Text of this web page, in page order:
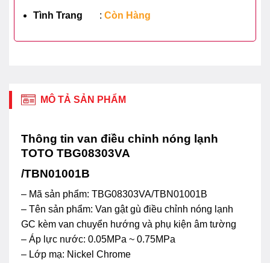
Tình Trang : Còn Hàng
MÔ TẢ SẢN PHẨM
Thông tin van điều chỉnh nóng lạnh
TOTO TBG08303VA
/TBN01001B
– Mã sản phẩm: TBG08303VA/TBN01001B
– Tên sản phẩm: Van gật gù điều chỉnh nóng lạnh
GC kèm van chuyển hướng và phụ kiện âm tường
– Áp lực nước: 0.05MPa ~ 0.75MPa
– Lớp mạ: Nickel Chrome